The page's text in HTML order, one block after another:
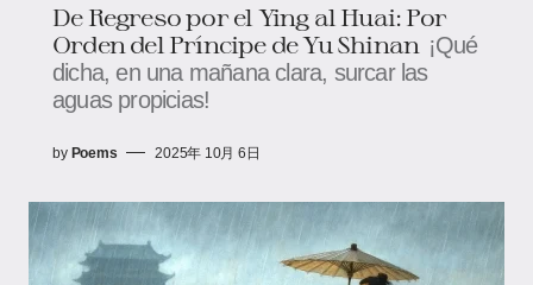
De Regreso por el Ying al Huai: Por
Orden del Príncipe de Yu Shinan ¡Qué
dicha, en una mañana clara, surcar las
aguas propicias!
by Poems 2025年 10月 6日